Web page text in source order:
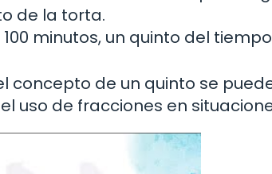
de la torta.
minutos, un quinto del
concepto de un quinto se
uso de fracciones en